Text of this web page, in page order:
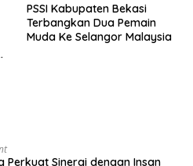
PSSI Kabupaten Bekasi
Terbangkan Dua Pemain
Muda Ke Selangor Malaysia
Perkuat Sinergi dengan Insan